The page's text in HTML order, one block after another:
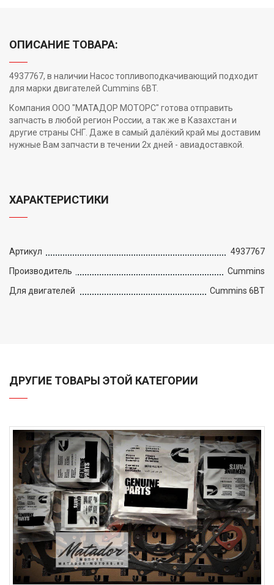
ОПИСАНИЕ ТОВАРА:
4937767, в наличии Насос топливоподкачивающий подходит
для марки двигателей Cummins 6BT.
Компания ООО "МАТАДОР МОТОРС" готова отправить
запчасть в любой регион России, а так же в Казахстан и
другие страны СНГ. Даже в самый далёкий край мы доставим
нужные Вам запчасти в течении 2х дней - авиадоставкой.
ХАРАКТЕРИСТИКИ
Артикул
4937767
Производитель
Cummins
Для двигателей
Cummins 6BT
ДРУГИЕ ТОВАРЫ ЭТОЙ КАТЕГОРИИ